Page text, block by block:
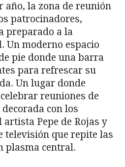
año, la zona de reunión
patrocinadores,
preparado a la
Un moderno espacio
pie donde una barra
para refrescar su
Un lugar donde
reuniones de
con los
Pepe de Rojas y
televisión que repite las
plasma central.